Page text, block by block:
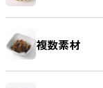
複数素材